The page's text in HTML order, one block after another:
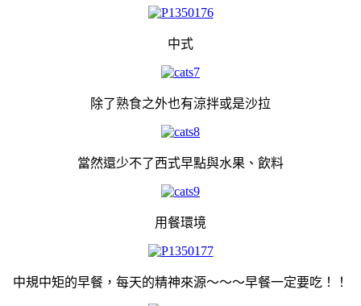
中式
除了熟食之外也有涼拌或是沙拉
當然還少不了西式早點與水果、飲料
用餐環境
中規中矩的早餐，每天的精神來源～～～早餐一定要吃！！